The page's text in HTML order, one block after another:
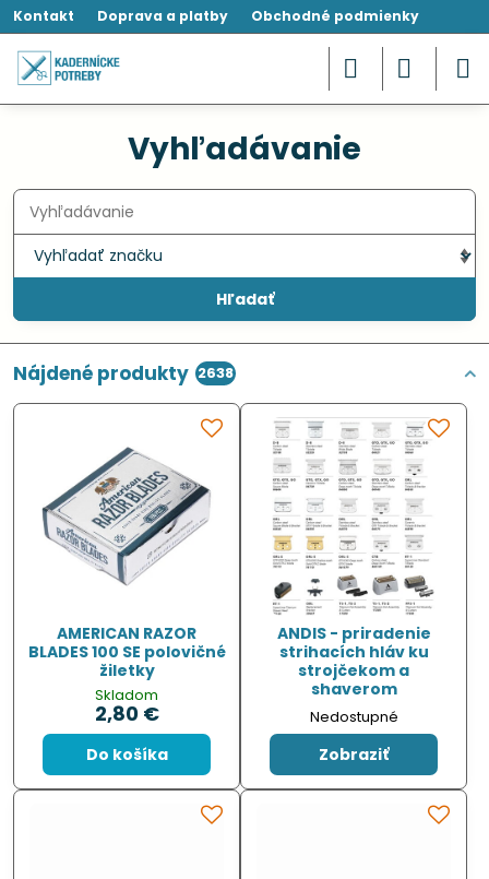
Kontakt Doprava a platby Obchodné podmienky
Vyhľadávanie
Hľadať
Nájdené produkty 2638
AMERICAN RAZOR
BLADES 100 SE polovičné
žiletky
Skladom
2,80 €
Do košíka
ANDIS - priradenie
strihacích hláv ku
strojčekom a
shaverom
Nedostupné
Zobraziť